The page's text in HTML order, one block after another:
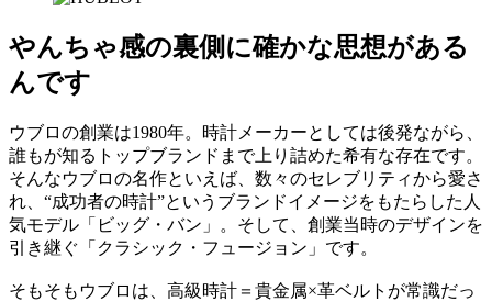
やんちゃ感の裏側に確かな思想がある
んです
ウブロの創業は1980年。時計メーカーとしては後発ながら、
誰もが知るトップブランドまで上り詰めた希有な存在です。
そんなウブロの名作といえば、数々のセレブリティから愛さ
れ、“成功者の時計”というブランドイメージをもたらした人
気モデル「ビッグ・バン」。そして、創業当時のデザインを
引き継ぐ「クラシック・フュージョン」です。
そもそもウブロは、高級時計＝貴金属×革ベルトが常識だっ